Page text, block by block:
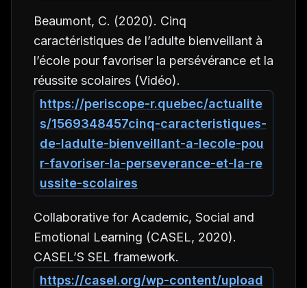
Beaumont, C. (2020). Cinq
caractéristiques de l’adulte bienveillant à
l’école pour favoriser la persévérance et la
réussite scolaires (Vidéo).
https://periscope-r.quebec/actualite
s/1569348457cinq-caracteristiques-
de-ladulte-bienveillant-a-lecole-pou
r-favoriser-la-perseverance-et-la-re
ussite-scolaires
Collaborative for Academic, Social and
Emotional Learning (CASEL, 2020).
CASEL’S SEL framework.
https://casel.org/wp-content/upload